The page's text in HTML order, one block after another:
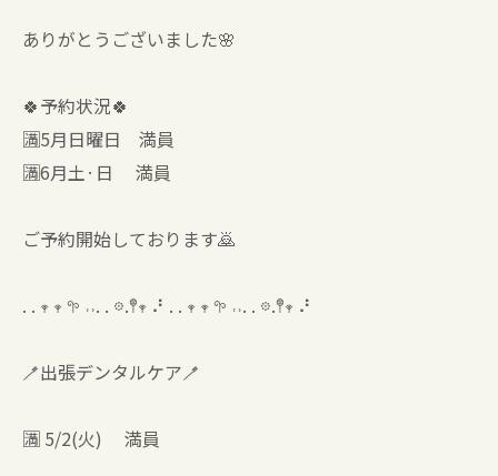
ありがとうございました🌸
🍀予約状況🍀
🈵5月日曜日 満員
🈵6月土·日 満員
ご予約開始しております🙇
. . 𖥧 𖥧 𖧧 ˒˒. . 𖡼.𖤣𖥧 ⠜ . . 𖥧 𖥧 𖧧 ˒˒. . 𖡼.𖤣𖥧 ⠜
🪥出張デンタルケア🪥
🈵 5/2(火) 満員